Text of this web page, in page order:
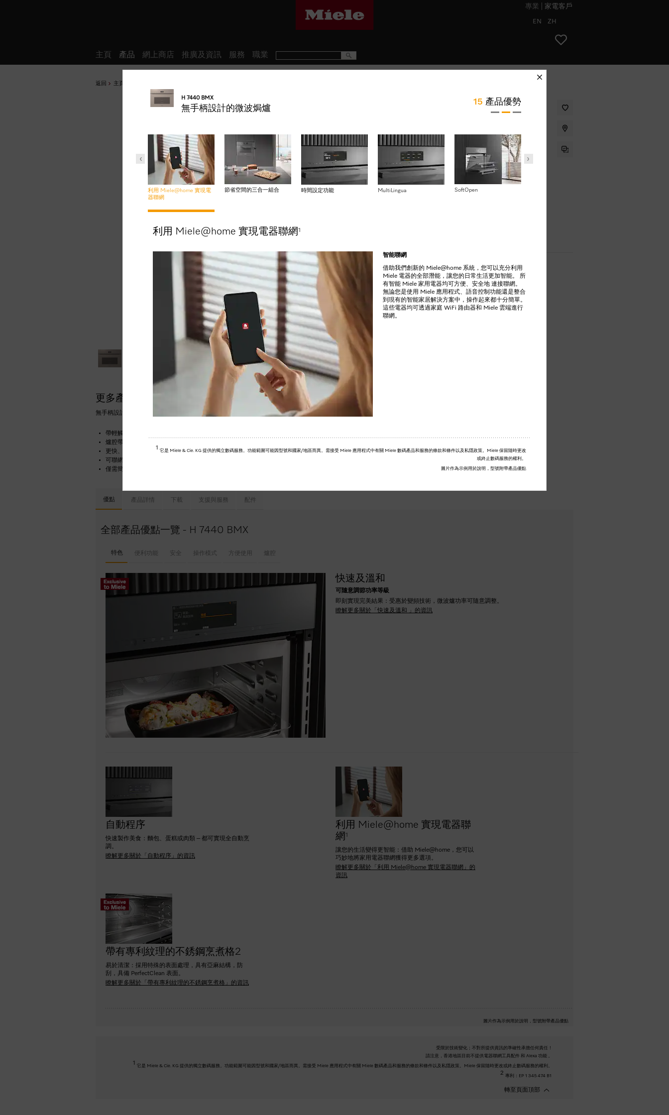
返回 主頁
HK$ 50,000.00
更多產品資訊
無手柄設計的微波焗爐 採用無縫式設計、自動程序以及組合模塊。
帶輕觸式按鈕的大型清晰文字顯示屏 –
爐腔帶有 PerfectClean 表面處理及亞麻結構
更快、更穩定的烹調效果 –快速及溫和
可聯網的 WiFi 電器 –
僅需簡單一步，即可獲得您想要的 –
優點 產品詳情 下載 支援與服務 配件
全部產品優點一覽 - H 7440 BMX
特色 便利功能 安全 操作模式 方便使用 爐腔
快速及溫和
可隨意調節功率等級
即刻實現完美結果：受惠於變頻技術，微波爐功率可隨意調整。
瞭解更多關於「快速及溫和 」的資訊
自動程序
快速製作美食：麵包、蛋糕或肉類 – 都可實現全自動烹
調。
瞭解更多關於「自動程序」的資訊
利用 Miele@home 實現電器聯
網 1
讓您的生活變得更智能：借助 Miele@home，您可以
巧妙地將家用電器聯網獲得更多選項。
瞭解更多關於「利用 Miele@home 實現電器聯網」的
資訊
帶有專利紋理的不銹鋼烹煮格2
易於清潔：採用特殊的表面處理，具有亞麻結構，防
刮，具備 PerfectClean 表面。
瞭解更多關於「帶有專利紋理的不銹鋼烹煮格」的資訊
圖片作為示例用於說明，型號附帶產品優點
受限於技術變化；不對所提供資訊的準確性承擔任何責任！
請注意，香港地區目前不提供電器聯網工具配件 和 Alexa 功能 。
1
它是 Miele & Cie. KG 提供的獨立數碼服務。功能範圍可能因型號和國家/地區而異。需接受 Miele 應用程式中有關 Miele 數碼產品和服務的條款和條件以及私隱政策。Miele 保留隨時更改或終止數碼服務的權利。
2
專利：EP 1 345 474 B1
轉至頁面頂部
家電客戶
專業
EN ZH
主頁 產品 網上商店 推廣及資訊 服務 職業
H 7440 BMX
無手柄設計的微波焗爐
15 產品優勢
利用 Miele@home 實現電
器聯網
節省空間的三合一組合 時間設定功能 MultiLingua SoftOpen
利用 Miele@home 實現電器聯網1
智能聯網
借助我們創新的 Miele@home 系統，您可以充分利用
Miele 電器的全部潛能，讓您的日常生活更加智能。 所
有智能 Miele 家用電器均可方便、安全地 連接聯網。
無論您是使用 Miele 應用程式、語音控制功能還是整合
到現有的智能家居解決方案中，操作起來都十分簡單。
這些電器均可透過家庭 WiFi 路由器和 Miele 雲端進行
聯網。
1
它是 Miele & Cie. KG 提供的獨立數碼服務。功能範圍可能因型號和國家/地區而異。需接受 Miele 應用程式中有關 Miele 數碼產品和服務的條款和條件以及私隱政策。Miele 保留隨時更改
或終止數碼服務的權利。
圖片作為示例用於說明，型號附帶產品優點
schliessen